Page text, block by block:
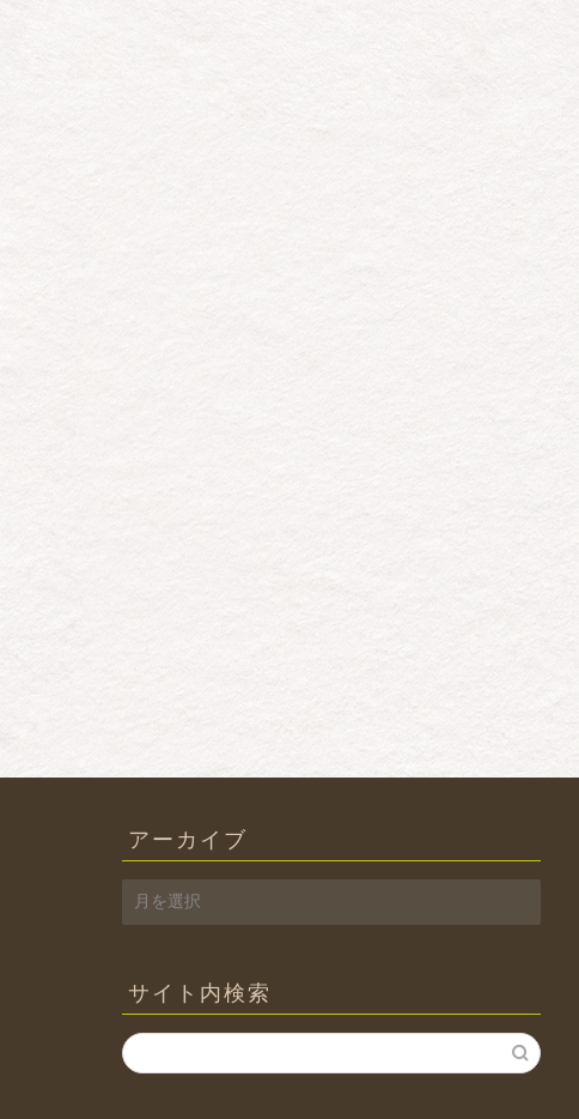
アーカイブ
ア
ー
ブ
サイト内検索